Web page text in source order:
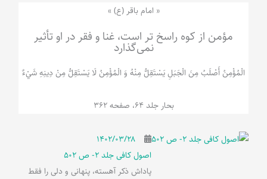
« امام باقر (ع) »
مؤمن از کوه راسخ تر است، غنا و فقر در او تأثیر
نمی‌گذارد
الْمُؤْمِنُ‌ أَصْلَبُ‌ مِنَ‌ الْجَبَلِ‌ یَسْتَقِلُّ مِنْهُ وَ الْمُؤْمِنُ لَا يَسْتَقِلُّ مِنْ دِينِهِ شَيْ‌ءٌ
بحار جلد 64، صفحه 362
۱۴۰۲/۰۳/۲۸
اصول کافی جلد 2- ص 502
پاداش ذکر آهسته، پنهانی و دلی را فقط